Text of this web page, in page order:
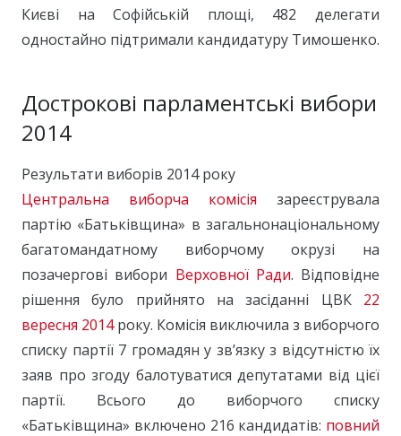
Києві на Софійській площі, 482 делегати
одностайно підтримали кандидатуру Тимошенко.
Дострокові парламентські вибори
2014
Результати виборів 2014 року
Центральна виборча комісія зареєструвала
партію «Батьківщина» в загальнонаціональному
багатомандатному виборчому окрузі на
позачергові вибори Верховної Ради. Відповідне
рішення було прийнято на засіданні ЦВК 22
вересня 2014року. Комісія виключила з виборчого
списку партії 7 громадян у зв’язку з відсутністю їх
заяв про згоду балотуватися депутатами від цієї
партії. Всього до виборчого списку
«Батьківщина» включено 216 кандидатів: повний